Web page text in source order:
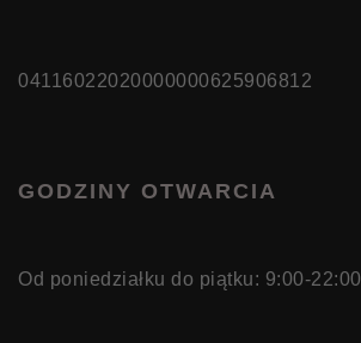
04116022020000000625906812
GODZINY OTWARCIA
Od poniedziałku do piątku: 9:00-22:00